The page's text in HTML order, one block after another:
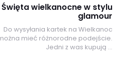
Święta wielkanocne w stylu
glamour
Do wysyłania kartek na Wielkanoc
mieć różnorodne podejście.
Jedni z was kupują ...